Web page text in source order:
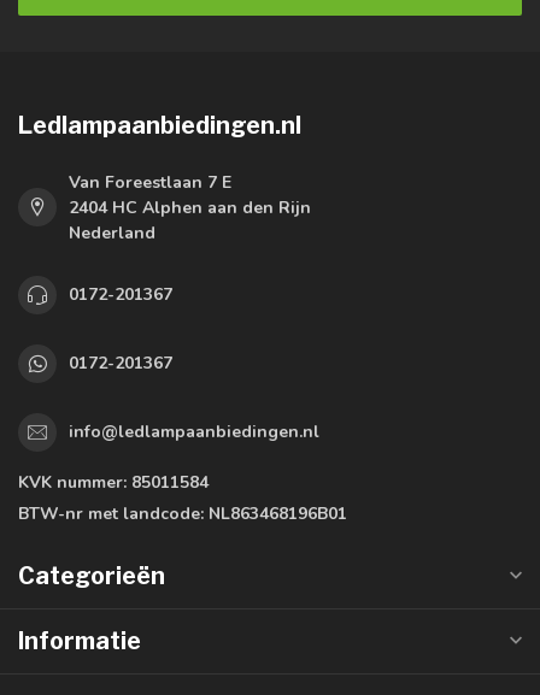
Ledlampaanbiedingen.nl
Van Foreestlaan 7 E
2404 HC Alphen aan den Rijn
Nederland
0172-201367
0172-201367
info@ledlampaanbiedingen.nl
KVK nummer: 85011584
BTW-nr met landcode: NL863468196B01
Categorieën
Informatie